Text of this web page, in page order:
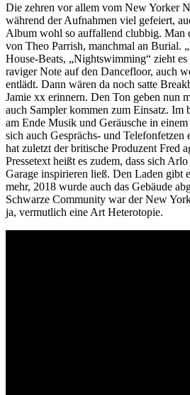
Die zehren vor allem vom New Yorker
während der Aufnahmen viel gefeiert,
Album wohl so auffallend clubbig. Man
von Theo Parrish, manchmal an Burial.
House-Beats, „Nightswimming“ zieht
raviger Note auf den Dancefloor, auch
entlädt. Dann wären da noch satte
Jamie xx erinnern. Den Ton geben nun
auch Sampler kommen zum Einsatz. Im
am Ende Musik und Geräusche in
sich auch Gesprächs- und Telefonfetzen
hat zuletzt der britische Produzent Fred
Pressetext heißt es zudem, dass sich
Garage inspirieren ließ. Den Laden gibt
mehr, 2018 wurde auch das Gebäude
Schwarze Community war der New
ja, vermutlich eine Art Heterotopie.